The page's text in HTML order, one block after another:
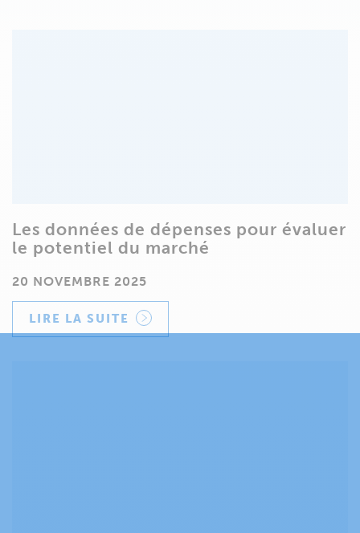
Les données de dépenses pour évaluer
le potentiel du marché
20 NOVEMBRE 2025
LIRE LA SUITE